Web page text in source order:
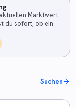
Marktwert
du sofort, ob ein
Suchen